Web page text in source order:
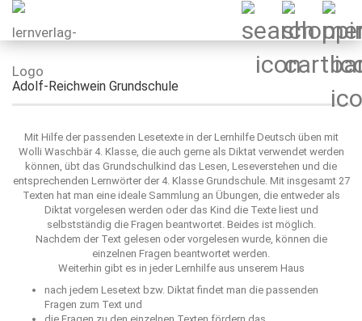
Adolf-Reichwein Grundschule
Mit Hilfe der passenden Lesetexte in der Lernhilfe Deutsch üben mit
Wolli Waschbär 4. Klasse, die auch gerne als Diktat verwendet werden
können, übt das Grundschulkind das Lesen, Leseverstehen und die
entsprechenden Lernwörter der 4. Klasse Grundschule. Mit insgesamt 27
Texten hat man eine ideale Sammlung an Übungen, die entweder als
Diktat vorgelesen werden oder das Kind die Texte liest und
selbstständig die Fragen beantwortet. Beides ist möglich.
Nachdem der Text gelesen oder vorgelesen wurde, können die
einzelnen Fragen beantwortet werden.
Weiterhin gibt es in jeder Lernhilfe aus unserem Haus
nach jedem Lesetext bzw. Diktat findet man die passenden
Fragen zum Text und